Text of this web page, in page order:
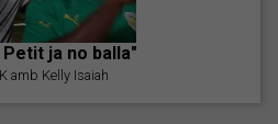
Petit ja no balla"
amb Kelly Isaiah